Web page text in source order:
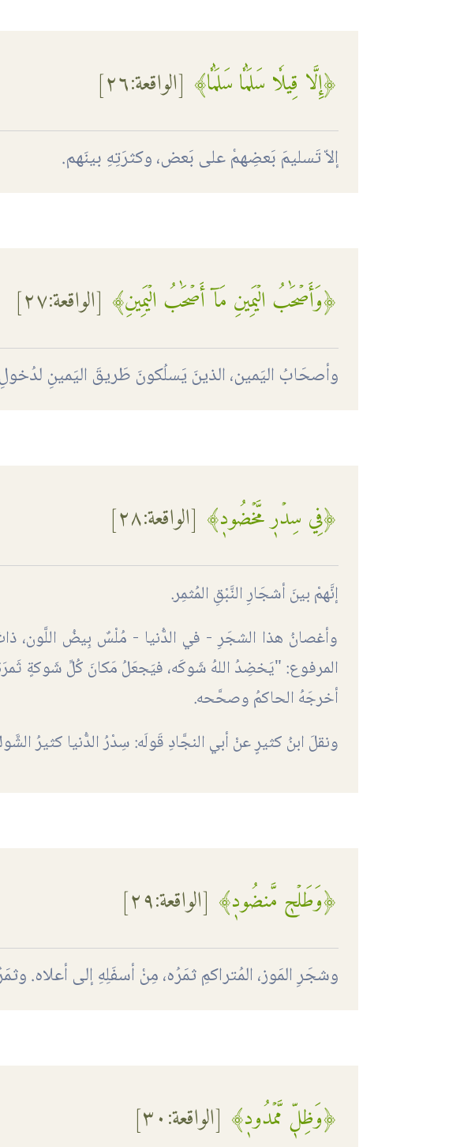
﴿إِلَّا قِيلٗا سَلَٰمٗا سَلَٰمٗا﴾ [الواقعة:٢٦]
إلاّ تَسليمَ بَعضِهمْ على بَعض، وكثرَتِهِ بينَهم.
﴿وَأَصۡحَٰبُ الۡيَمِينِ مَآ أَصۡحَٰبُ الۡيَمِينِ﴾ [الواقعة:٢٧]
وأصحَابُ اليَمين، الذينَ يَسلُكونَ طَريقَ اليَمينِ لدُخولِ
﴿فِي سِدۡرٖ مَّخۡضُودٖ﴾ [الواقعة:٢٨]
إنَّهمْ بينَ أشجَارِ النَّبْقِ المُثمِر.
وأغصانُ هذا الشجَرِ - في الدُّنيا - مُلْسٌ بِيضُ اللَّون،
المرفوع: "يَخضِدُ اللهُ شَوكَه، فيَجعَلُ مَكانَ كُلِّ شَوكةٍ ثَمرَة،
أخرجَهُ الحاكمُ وصحَّحه.
ونقلَ ابنُ كثيرٍ عنْ أبي النجَّادِ قَولَه: سِدْرُ الدُّنيا كثيرُ
﴿وَطَلۡحٖ مَّنضُودٖ﴾ [الواقعة:٢٩]
وشجَرِ المَوز، المُتراكمِ ثمَرُه، مِنْ أسفَلِهِ إلى أعلاه.
﴿وَظِلّٖ مَّمۡدُودٖ﴾ [الواقعة:٣٠]